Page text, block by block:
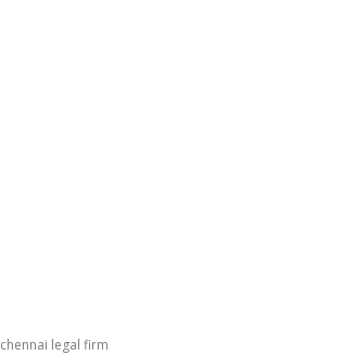
chennai legal firm